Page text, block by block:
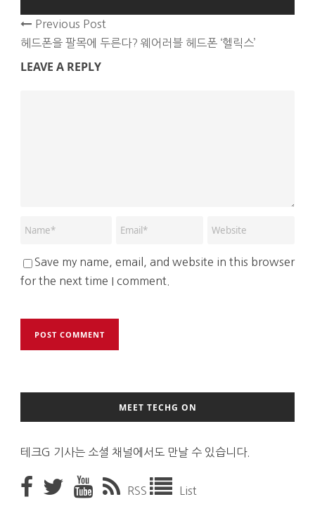
Previous Post
헤드폰을 팔목에 두른다? 웨어러블 헤드폰 ‘헬릭스’
LEAVE A REPLY
Save my name, email, and website in this browser
for the next time I comment.
MEET TECHG ON
테크G 기사는 소셜 채널에서도 만날 수 있습니다.
RSS List